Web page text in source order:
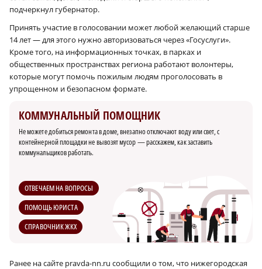
подчеркнул губернатор.
Принять участие в голосовании может любой желающий старше
14 лет — для этого нужно авторизоваться через «Госуслуги».
Кроме того, на информационных точках, в парках и
общественных пространствах региона работают волонтеры,
которые могут помочь пожилым людям проголосовать в
упрощенном и безопасном формате.
КОММУНАЛЬНЫЙ ПОМОЩНИК
Не можете добиться ремонта в доме, внезапно отключают воду или свет, с
контейнерной площадки не вывозят мусор — расскажем, как заставить
коммунальщиков работать.
ОТВЕЧАЕМ НА ВОПРОСЫ
ПОМОЩЬ ЮРИСТА
СПРАВОЧНИК ЖКХ
Ранее на сайте pravda-nn.ru сообщили о том, что нижегородская